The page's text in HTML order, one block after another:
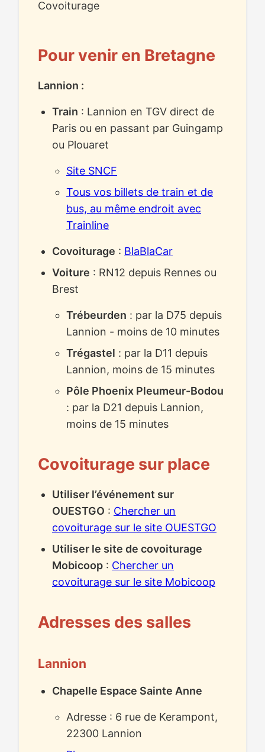
Pour venir en Bretagne
Lannion :
Train : Lannion en TGV direct de
Paris ou en passant par Guingamp
ou Plouaret
Site SNCF
Tous vos billets de train et de
bus, au même endroit avec
Trainline
Covoiturage : BlaBlaCar
Voiture : RN12 depuis Rennes ou
Brest
Trébeurden : par la D75 depuis
Lannion - moins de 10 minutes
Trégastel : par la D11 depuis
Lannion, moins de 15 minutes
Pôle Phoenix Pleumeur-Bodou
: par la D21 depuis Lannion,
moins de 15 minutes
Covoiturage sur place
Utiliser l’événement sur
OUESTGO : Chercher un
covoiturage sur le site OUESTGO
Utiliser le site de covoiturage
Mobicoop : Chercher un
covoiturage sur le site Mobicoop
Adresses des salles
Lannion
Chapelle Espace Sainte Anne
Adresse : 6 rue de Kerampont,
22300 Lannion